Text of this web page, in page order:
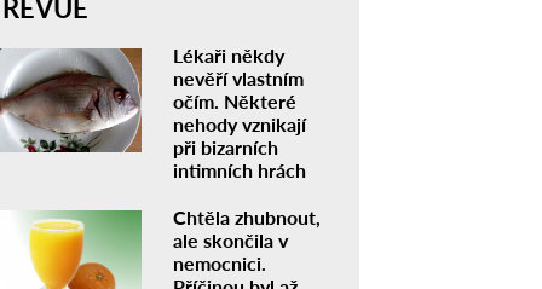
REVUE
Lékaři někdy
nevěří vlastním
očím. Některé
nehody vznikají
při bizarních
intimních hrách
Chtěla zhubnout,
ale skončila v
nemocnici.